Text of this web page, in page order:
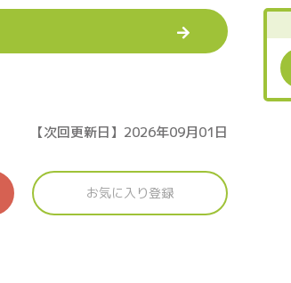
【次回更新日】2026年09月01日
お気に入り登録